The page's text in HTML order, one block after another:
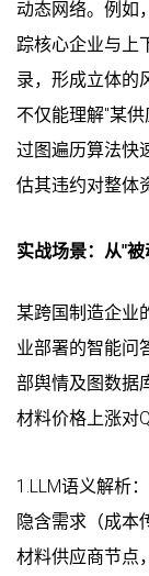
动态网络。例如
踪核心企业与上
录，形成立体的
不仅能理解"某
过图遍历算法快
估其违约对整体
实战场景：从"
某跨国制造企业
业部署的智能问
部舆情及图数据
材料价格上涨对
1.LLM语义解析
隐含需求（成本
材料供应商节点